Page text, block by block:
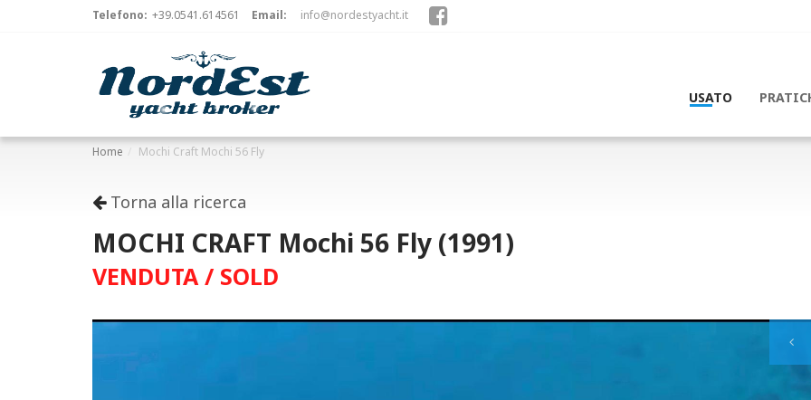
Telefono: +39.0541.614561 Email: info@nordestyacht.it
USATO
Home Mochi Craft Mochi 56 Fly
Torna alla ricerca
MOCHI CRAFT Mochi 56 Fly (1991)
VENDUTA / SOLD